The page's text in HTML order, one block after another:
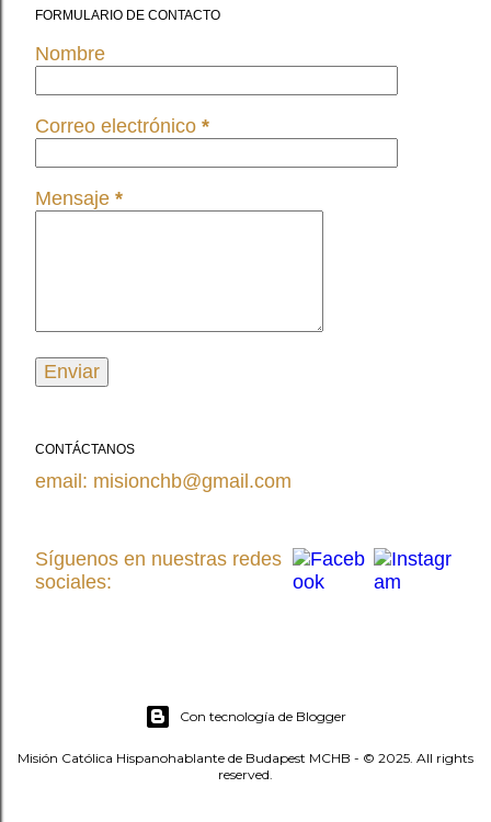
FORMULARIO DE CONTACTO
Nombre
Correo electrónico *
Mensaje *
CONTÁCTANOS
email: misionchb@gmail.com
Síguenos en nuestras redes
sociales:
Con tecnología de Blogger
Misión Católica Hispanohablante de Budapest MCHB - © 2025. All rights
reserved.